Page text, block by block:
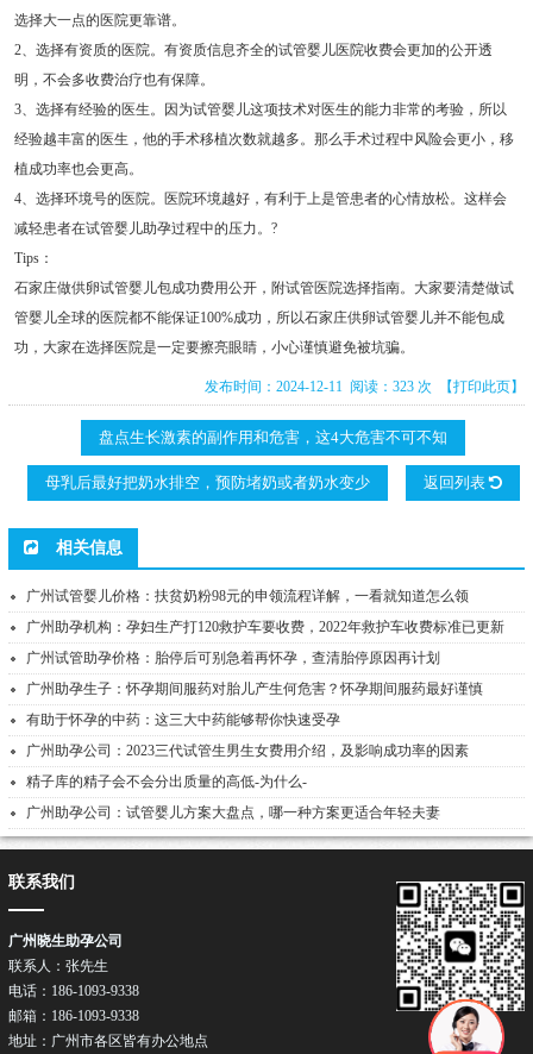
选择大一点的医院更靠谱。
2、选择有资质的医院。有资质信息齐全的试管婴儿医院收费会更加的公开透
明，不会多收费治疗也有保障。
3、选择有经验的医生。因为试管婴儿这项技术对医生的能力非常的考验，所以
经验越丰富的医生，他的手术移植次数就越多。那么手术过程中风险会更小，移
植成功率也会更高。
4、选择环境号的医院。医院环境越好，有利于上是管患者的心情放松。这样会
减轻患者在试管婴儿助孕过程中的压力。?
Tips：
石家庄做供卵试管婴儿包成功费用公开，附试管医院选择指南。大家要清楚做试
管婴儿全球的医院都不能保证100%成功，所以石家庄供卵试管婴儿并不能包成
功，大家在选择医院是一定要擦亮眼睛，小心谨慎避免被坑骗。
发布时间：2024-12-11 阅读：323 次 【打印此页】
盘点生长激素的副作用和危害，这4大危害不可不知
母乳后最好把奶水排空，预防堵奶或者奶水变少 返回列表
相关信息
广州试管婴儿价格：扶贫奶粉98元的申领流程详解，一看就知道怎么领
广州助孕机构：孕妇生产打120救护车要收费，2022年救护车收费标准已更新
广州试管助孕价格：胎停后可别急着再怀孕，查清胎停原因再计划
广州助孕生子：怀孕期间服药对胎儿产生何危害？怀孕期间服药最好谨慎
有助于怀孕的中药：这三大中药能够帮你快速受孕
广州助孕公司：2023三代试管生男生女费用介绍，及影响成功率的因素
精子库的精子会不会分出质量的高低-为什么-
广州助孕公司：试管婴儿方案大盘点，哪一种方案更适合年轻夫妻
关注我们
联系我们
广州晓生助孕公司
联系人：张先生
电话：186-1093-9338
邮箱：186-1093-9338
地址：广州市各区皆有办公地点